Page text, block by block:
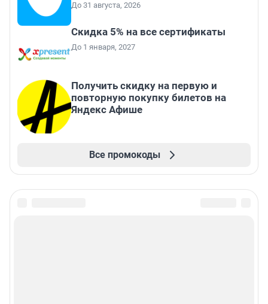
До 31 августа, 2026
Скидка 5% на все сертификаты
До 1 января, 2027
Получить скидку на первую и
повторную покупку билетов на
Яндекс Афише
Все промокоды